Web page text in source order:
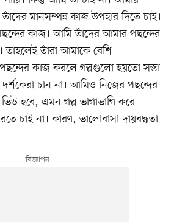
মানসম্পন্ন কাজ উপহার দিতে চাই।
কাজ। আমি তাঁদের আমার পছন্দের
তাহলেই তাঁরা আমাকে বেশি
কাজ করলে গল্পগুলো হয়তো সস্তা
চান না। আমিও নিজের পছন্দের
হবে, এমন গল্প ভাগাভাগি করে
চাই না। কারণ, ভালোবাসা দায়বদ্ধতা